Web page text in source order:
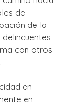
de
de la
con otros
en
en